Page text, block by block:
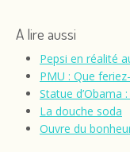
A lire aussi
Pepsi en réalité
PMU : Que
Statue d’Obama
La douche soda
Ouvre du